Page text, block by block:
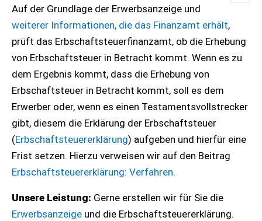
Auf der Grundlage der Erwerbsanzeige und
weiterer Informationen, die das Finanzamt erhält,
prüft das Erbschaftsteuerfinanzamt, ob die Erhebung
von Erbschaftsteuer in Betracht kommt. Wenn es zu
dem Ergebnis kommt, dass die Erhebung von
Erbschaftsteuer in Betracht kommt, soll es dem
Erwerber oder, wenn es einen Testamentsvollstrecker
gibt, diesem die Erklärung der Erbschaftsteuer
(Erbschaftsteuererklärung) aufgeben und hierfür eine
Frist setzen. Hierzu verweisen wir auf den Beitrag
Erbschaftsteuererklärung: Verfahren.
Unsere Leistung: Gerne erstellen wir für Sie die
Erwerbsanzeige und die Erbschaftsteuererklärung.